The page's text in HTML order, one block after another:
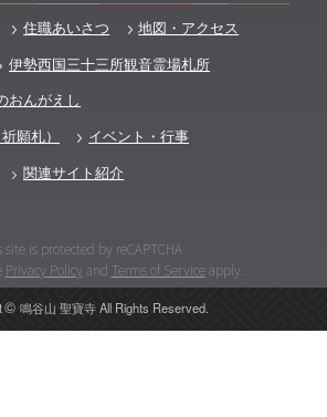
住職あいさつ
地図・アクセス
伊勢西国三十三所観音霊場札所
おんがえし
願札）
イベント・行事
関連サイト紹介
site is protected by reCAPTCHA
Privacy Policy and Terms of Serviceapply.
©️ 鳴谷山 聖寶寺 All Rights Reserved.